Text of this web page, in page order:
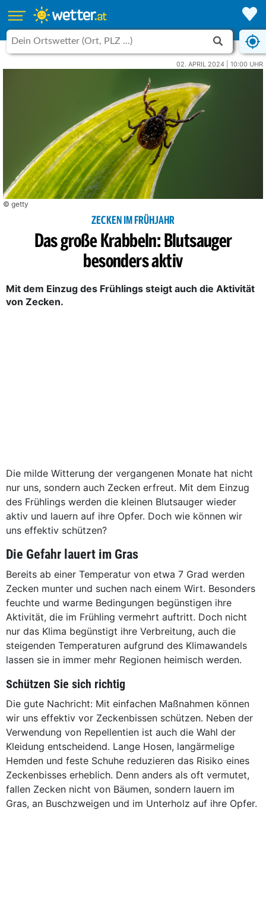
02. APRIL 2024 | 10:00 UHR
© getty
ZECKEN IM FRÜHJAHR
Das große Krabbeln: Blutsauger
besonders aktiv
Mit dem Einzug des Frühlings steigt auch die Aktivität
von Zecken.
Die milde Witterung der vergangenen Monate hat nicht
nur uns, sondern auch Zecken erfreut. Mit dem Einzug
des Frühlings werden die kleinen Blutsauger wieder
aktiv und lauern auf ihre Opfer. Doch wie können wir
uns effektiv schützen?
Die Gefahr lauert im Gras
Bereits ab einer Temperatur von etwa 7 Grad werden
Zecken munter und suchen nach einem Wirt. Besonders
feuchte und warme Bedingungen begünstigen ihre
Aktivität, die im Frühling vermehrt auftritt. Doch nicht
nur das Klima begünstigt ihre Verbreitung, auch die
steigenden Temperaturen aufgrund des Klimawandels
lassen sie in immer mehr Regionen heimisch werden.
Schützen Sie sich richtig
Die gute Nachricht: Mit einfachen Maßnahmen können
wir uns effektiv vor Zeckenbissen schützen. Neben der
Verwendung von Repellentien ist auch die Wahl der
Kleidung entscheidend. Lange Hosen, langärmelige
Hemden und feste Schuhe reduzieren das Risiko eines
Zeckenbisses erheblich. Denn anders als oft vermutet,
fallen Zecken nicht von Bäumen, sondern lauern im
Gras, an Buschzweigen und im Unterholz auf ihre Opfer.